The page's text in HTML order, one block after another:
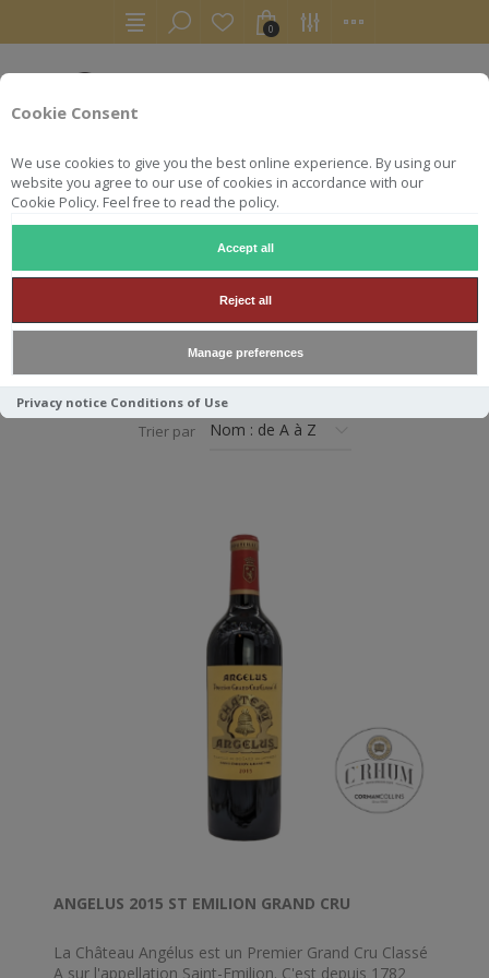
Cookie Consent
We use cookies to give you the best online experience. By using our
website you agree to our use of cookies in accordance with our
Cookie Policy. Feel free to read the policy.
Accept all
Reject all
Manage preferences
Privacy notice Conditions of Use
0
ACCUEIL VINS BORDEAUX
BORDEAUX
Trier par
ANGELUS 2015 ST EMILION GRAND CRU
La Château Angélus est un Premier Grand Cru Classé
A sur l'appellation Saint-Emilion. C'est depuis 1782